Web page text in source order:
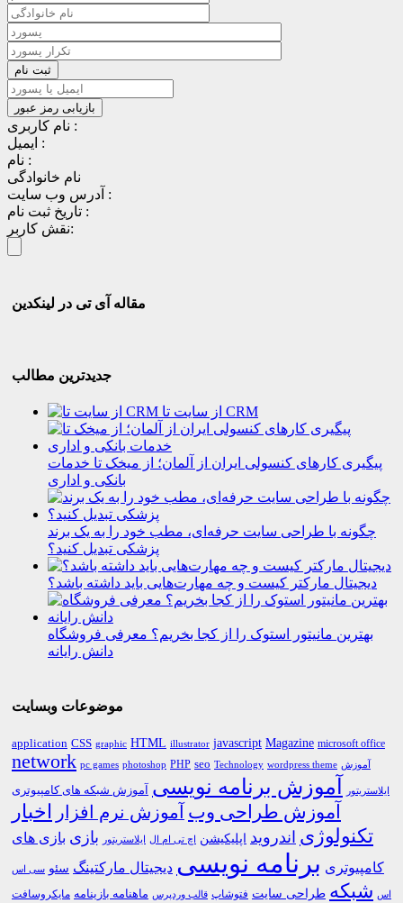
نام کاربری :
ایمیل :
نام :
نام خانوادگی
آدرس وب سایت :
تاریخ ثبت نام :
نقش کاربر:
مقاله آی تی در لینکدین
جدیدترین مطالب
از سایت تا CRM
پیگیری کارهای کنسولی ایران از آلمان؛ از میخک تا خدمات
بانکی و اداری
چگونه با طراحی سایت حرفه‌ای، مطب خود را به یک برند
پزشکی تبدیل کنید؟
دیجیتال مارکتر کیست و چه مهارت‌هایی باید داشته باشد؟
بهترین مانیتور استوک را از کجا بخریم؟ معرفی فروشگاه
دانش رایانه
موضوعات وبسایت
application CSS graphic HTML illustrator javascript Magazine microsoft office
network pc games photoshop PHP seo Technology wordpress theme آموزش
ایلاستریتور آموزش برنامه نویسی آموزش شبکه های کامپیوتری
آموزش طراحی وب آموزش نرم افزار اخبار
تکنولوژی اندروید اپلیکیشن اچ تی ام ال ایلاستریتور بازی بازی های
کامپیوتری برنامه نویسی دیجیتال مارکتینگ سئو سی اس
اس شبکه طراحی سایت فتوشاپ قالب وردپرس ماهنامه بازینامه مایکروسافت